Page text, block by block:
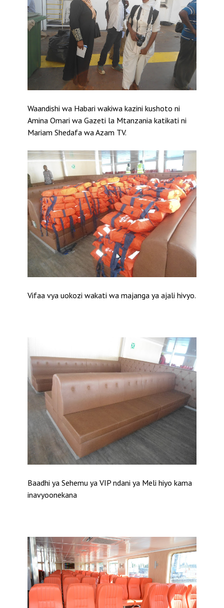
Waandishi wa Habari wakiwa kazini kushoto ni
Amina Omari wa Gazeti la Mtanzania katikati ni
Mariam Shedafa wa Azam TV.
Vifaa vya uokozi wakati wa majanga ya ajali hivyo.
Baadhi ya Sehemu ya VIP ndani ya Meli hiyo kama
inavyoonekana